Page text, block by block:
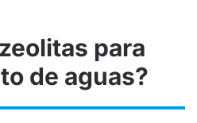
para
de aguas?